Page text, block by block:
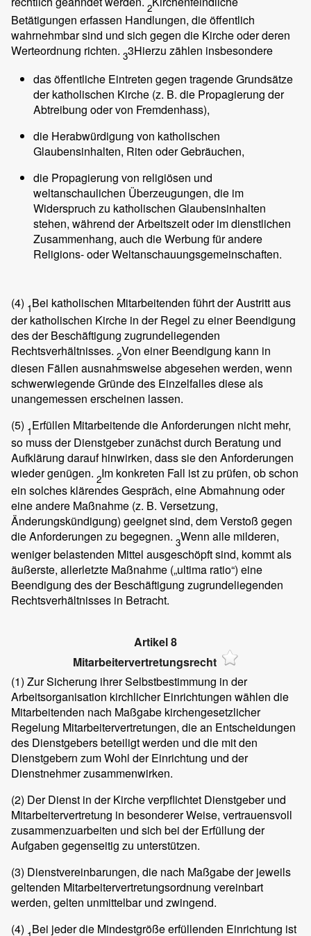
2
Betätigungen erfassen Handlungen, die öffentlich
wahrnehmbar sind und sich gegen die Kirche oder deren
Werteordnung richten. 33Hierzu zählen insbesondere
das öffentliche Eintreten gegen tragende Grundsätze
der katholischen Kirche (z. B. die Propagierung der
Abtreibung oder von Fremdenhass),
die Herabwürdigung von katholischen
Glaubensinhalten, Riten oder Gebräuchen,
die Propagierung von religiösen und
weltanschaulichen Überzeugungen, die im
Widerspruch zu katholischen Glaubensinhalten
stehen, während der Arbeitszeit oder im dienstlichen
Zusammenhang, auch die Werbung für andere
Religions- oder Weltanschauungsgemeinschaften.
(4) 1Bei katholischen Mitarbeitenden führt der Austritt aus
der katholischen Kirche in der Regel zu einer Beendigung
des der Beschäftigung zugrundeliegenden
Rechtsverhältnisses. 2Von einer Beendigung kann in
diesen Fällen ausnahmsweise abgesehen werden, wenn
schwerwiegende Gründe des Einzelfalles diese als
unangemessen erscheinen lassen.
(5) 1Erfüllen Mitarbeitende die Anforderungen nicht mehr,
so muss der Dienstgeber zunächst durch Beratung und
Aufklärung darauf hinwirken, dass sie den Anforderungen
wieder genügen. 2Im konkreten Fall ist zu prüfen, ob schon
ein solches klärendes Gespräch, eine Abmahnung oder
eine andere Maßnahme (z. B. Versetzung,
Änderungskündigung) geeignet sind, dem Verstoß gegen
die Anforderungen zu begegnen. 3Wenn alle milderen,
weniger belastenden Mittel ausgeschöpft sind, kommt als
äußerste, allerletzte Maßnahme („ultima ratio“) eine
Beendigung des der Beschäftigung zugrundeliegenden
Rechtsverhältnisses in Betracht.
Artikel 8
Mitarbeitervertretungsrecht
(1) Zur Sicherung ihrer Selbstbestimmung in der
Arbeitsorganisation kirchlicher Einrichtungen wählen die
Mitarbeitenden nach Maßgabe kirchengesetzlicher
Regelung Mitarbeitervertretungen, die an Entscheidungen
des Dienstgebers beteiligt werden und die mit den
Dienstgebern zum Wohl der Einrichtung und der
Dienstnehmer zusammenwirken.
(2) Der Dienst in der Kirche verpflichtet Dienstgeber und
Mitarbeitervertretung in besonderer Weise, vertrauensvoll
zusammenzuarbeiten und sich bei der Erfüllung der
Aufgaben gegenseitig zu unterstützen.
(3) Dienstvereinbarungen, die nach Maßgabe der jeweils
geltenden Mitarbeitervertretungsordnung vereinbart
werden, gelten unmittelbar und zwingend.
(4) Bei jeder die Mindestgröße erfüllenden Einrichtung ist